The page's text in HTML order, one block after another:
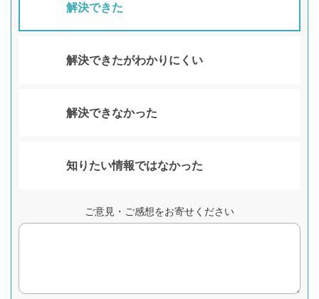
解決できた
解決できたがわかりにくい
解決できなかった
知りたい情報ではなかった
ご意見・ご感想をお寄せください